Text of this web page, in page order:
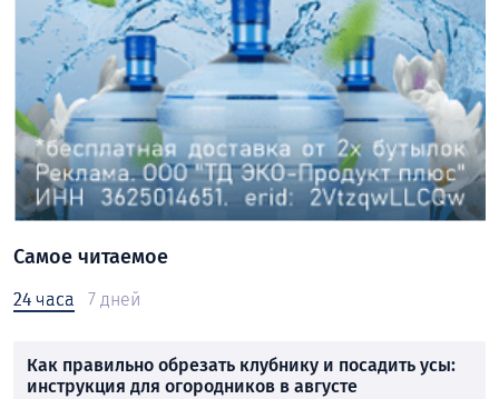
Самое читаемое
24 часа 7 дней
Как правильно обрезать клубнику и посадить усы:
инструкция для огородников в августе